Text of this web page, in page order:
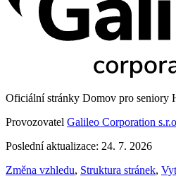
Oficiální stránky Domov pro seniory
Provozovatel Galileo Corporation
Poslední aktualizace: 24. 7. 2026
Změna vzhledu, Struktura stránek,